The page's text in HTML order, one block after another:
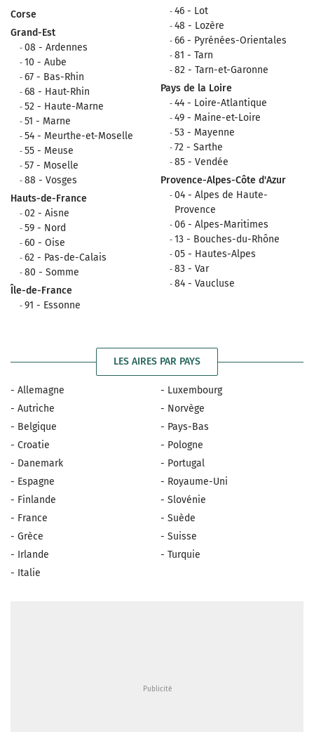
Corse
Grand-Est
08 - Ardennes
10 - Aube
67 - Bas-Rhin
68 - Haut-Rhin
52 - Haute-Marne
51 - Marne
54 - Meurthe-et-Moselle
55 - Meuse
57 - Moselle
88 - Vosges
Hauts-de-France
02 - Aisne
59 - Nord
60 - Oise
62 - Pas-de-Calais
80 - Somme
Île-de-France
91 - Essonne
46 - Lot
48 - Lozère
66 - Pyrénées-Orientales
81 - Tarn
82 - Tarn-et-Garonne
Pays de la Loire
44 - Loire-Atlantique
49 - Maine-et-Loire
53 - Mayenne
72 - Sarthe
85 - Vendée
Provence-Alpes-Côte d'Azur
04 - Alpes de Haute-
Provence
06 - Alpes-Maritimes
13 - Bouches-du-Rhône
05 - Hautes-Alpes
83 - Var
84 - Vaucluse
LES AIRES PAR PAYS
- Allemagne
- Autriche
- Belgique
- Croatie
- Danemark
- Espagne
- Finlande
- France
- Grèce
- Irlande
- Italie
- Luxembourg
- Norvège
- Pays-Bas
- Pologne
- Portugal
- Royaume-Uni
- Slovénie
- Suède
- Suisse
- Turquie